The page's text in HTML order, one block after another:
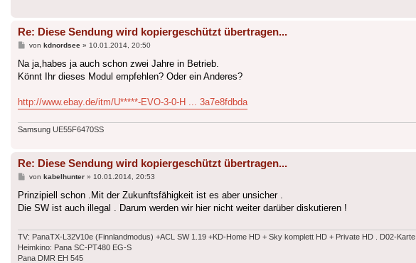
Re: Diese Sendung wird kopiergeschützt übertragen...
Beitrag
von kdnordsee» 10.01.2014, 20:50
Na ja,habes ja auch schon zwei Jahre in Betrieb.
Könnt Ihr dieses Modul empfehlen? Oder ein Anderes?
http://www.ebay.de/itm/U*****-EVO-3-0-H ... 3a7e8fdbda
Samsung UE55F6470SS
Re: Diese Sendung wird kopiergeschützt übertragen...
Beitrag
von kabelhunter» 10.01.2014, 20:53
Prinzipiell schon .Mit der Zukunftsfähigkeit ist es aber unsicher .
Die SW ist auch illegal . Darum werden wir hier nicht weiter darüber diskutieren !
TV: PanaTX-L32V10e (Finnlandmodus) +ACL SW 1.19 +KD-Home HD + Sky komplett HD + Private HD . D02-Karte
Heimkino: Pana SC-PT480 EG-S
Pana DMR EH 545